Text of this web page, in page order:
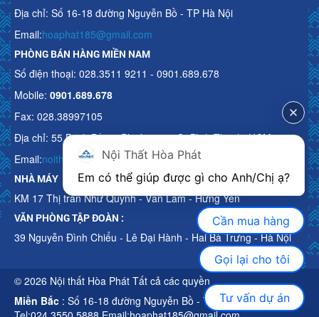
Địa chỉ: Số 16-18 đường Nguyễn Bồ - TP Hà Nội
Email:hoaphat185@gmail.com
PHÒNG BÁN HÀNG MIỀN NAM
Số điện thoại: 028.3511 9211 - 0901.689.678
Mobile: 0901.689.678
Fax: 028.38997105
Địa chỉ: 55 Bạch Đằng, Phường 15, Q. Bình Thạnh, HCM
Email:noithathoaphattot@gmail.com
NHÀ MÁY
KM 17 Thị trấn Như Quỳnh - Văn Lâm - Hưng Yên
VĂN PHÒNG TẬP ĐOÀN :
39 Nguyễn Đình Chiểu - Lê Đại Hành - Hai Bà Trưng - Hà Nội
© 2026 Nội thất Hòa Phát Tất cả các quyền
Miền Bắc : Số 16-18 đường Nguyễn Bồ - TP Hà Nội
Nội Thất Hòa Phát
Cần mua hàng
Gọi lại cho tôi
Tư vấn dự án